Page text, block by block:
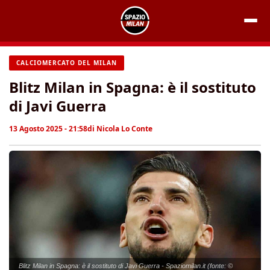
contenuto
CALCIOMERCATO DEL MILAN
Blitz Milan in Spagna: è il sostituto
di Javi Guerra
13 Agosto 2025 - 21:58di Nicola Lo Conte
Blitz Milan in Spagna: è il sostituto di Javi Guerra - Spaziomilan.it (fonte: ©